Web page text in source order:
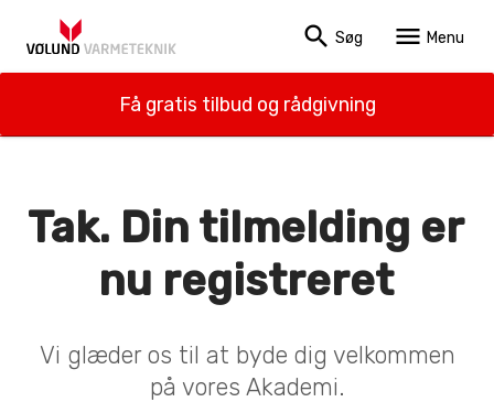
search Søg menu Menu
Få gratis tilbud og rådgivning
Tak. Din tilmelding er
nu registreret
Vi glæder os til at byde dig velkommen
på vores Akademi.